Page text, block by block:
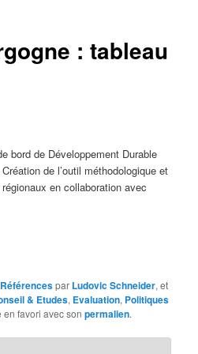
: tableau
bord de Développement Durable
de l’outil méthodologique et
en collaboration avec
Référencespar Ludovic Schneider, et
& Etudes, Evaluation, Politiques
en favori avec sonpermalien.